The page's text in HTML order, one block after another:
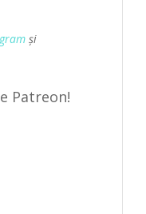
și
Patreon!